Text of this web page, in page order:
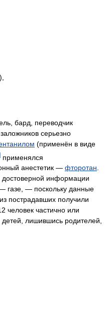
бард, переводчик
серьезно
(применён в виде
применялся
анестетик — фторотан.
информации
газе, — поскольку данные
пострадавших получили
человек частично или
лишившись родителей,